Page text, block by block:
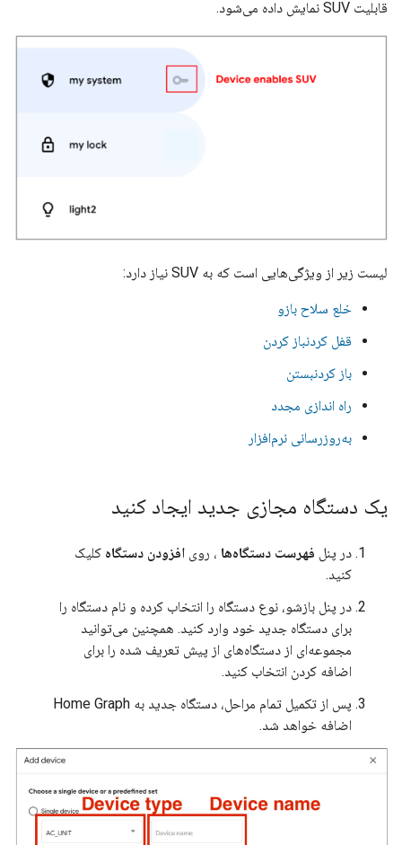
قابلیت SUV نمایش داده می‌شود.
لیست زیر از ویژگی‌هایی است که به SUV نیاز دارد:
خلع سلاح بازو
قفل کردنباز کردن
باز کردنبستن
راه اندازی مجدد
به‌روزرسانی نرم‌افزار
یک دستگاه مجازی جدید ایجاد کنید
در پنل فهرست دستگاه‌ها ، روی افزودن دستگاه کلیک
کنید.
در پنل بازشو، نوع دستگاه را انتخاب کرده و نام دستگاه را
برای دستگاه جدید خود وارد کنید. همچنین می‌توانید
مجموعه‌ای از دستگاه‌های از پیش تعریف شده را برای
اضافه کردن انتخاب کنید.
پس از تکمیل تمام مراحل، دستگاه جدید به Home Graph
اضافه خواهد شد.